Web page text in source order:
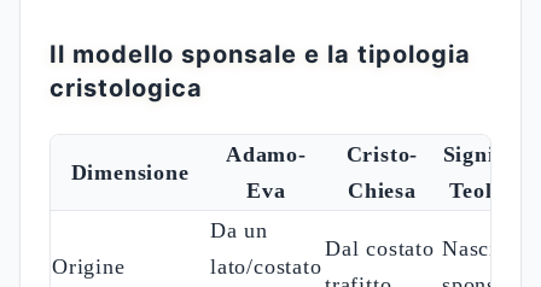
Il modello sponsale e la tipologia
cristologica
Dimensione
Adamo-
Eva
Cristo-
Chiesa
Origine
Da un
lato/costato
Dal costato Nascita